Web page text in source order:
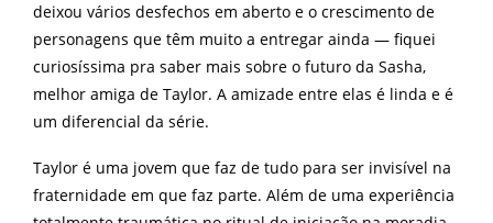
deixou vários desfechos em aberto e o crescimento de
personagens que têm muito a entregar ainda — fiquei
curiosíssima pra saber mais sobre o futuro da Sasha,
melhor amiga de Taylor. A amizade entre elas é linda e é
um diferencial da série.
Taylor é uma jovem que faz de tudo para ser invisível na
fraternidade em que faz parte. Além de uma experiência